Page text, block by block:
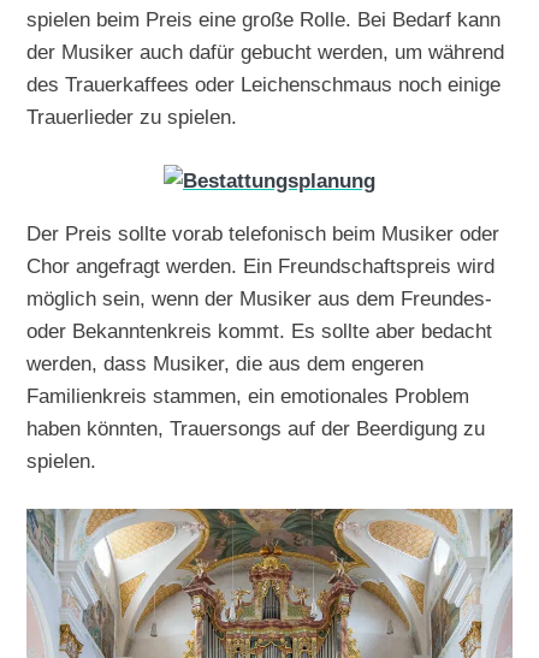
spielen beim Preis eine große Rolle. Bei Bedarf kann
der Musiker auch dafür gebucht werden, um während
des Trauerkaffees oder Leichenschmaus noch einige
Trauerlieder zu spielen.
Der Preis sollte vorab telefonisch beim Musiker oder
Chor angefragt werden. Ein Freundschaftspreis wird
möglich sein, wenn der Musiker aus dem Freundes-
oder Bekanntenkreis kommt. Es sollte aber bedacht
werden, dass Musiker, die aus dem engeren
Familienkreis stammen, ein emotionales Problem
haben könnten, Trauersongs auf der Beerdigung zu
spielen.